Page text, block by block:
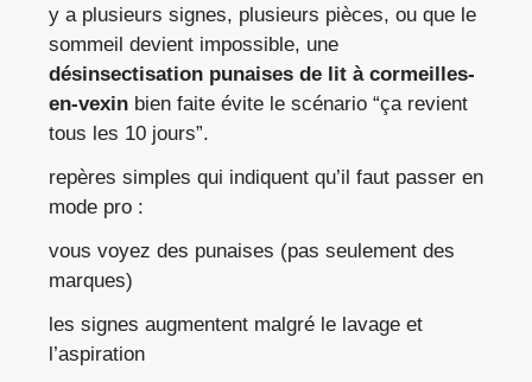
y a plusieurs signes, plusieurs pièces, ou que le
sommeil devient impossible, une
désinsectisation punaises de lit à cormeilles-
en-vexin bien faite évite le scénario “ça revient
tous les 10 jours”.
repères simples qui indiquent qu’il faut passer en
mode pro :
vous voyez des punaises (pas seulement des
marques)
les signes augmentent malgré le lavage et
l’aspiration